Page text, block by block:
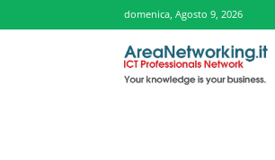
domenica, Agosto 9, 2026